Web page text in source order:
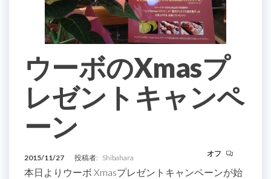
ウーボのXmasプ
レゼントキャンペ
ーン
2015/11/27 投稿者: Shibahara オフ
本日よりウーボ Xmasプレゼントキャンペーンが始